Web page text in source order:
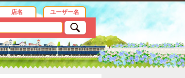
店名 ユーザー名